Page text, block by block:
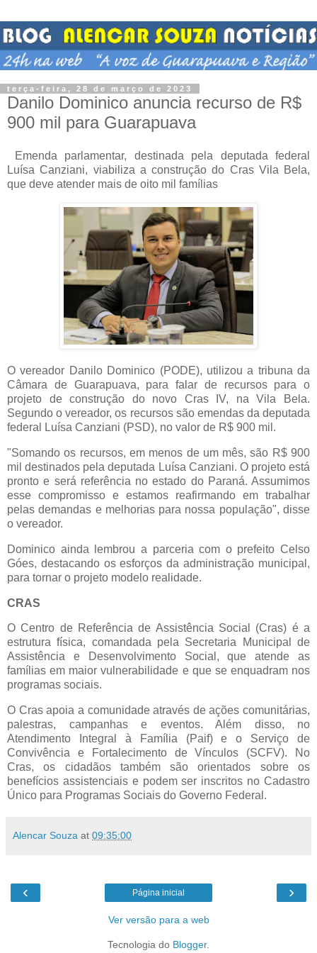
terça-feira, 28 de março de 2023
Danilo Dominico anuncia recurso de R$
900 mil para Guarapuava
Emenda parlamentar, destinada pela deputada federal
Luísa Canziani, viabiliza a construção do Cras Vila Bela,
que deve atender mais de oito mil famílias
O vereador Danilo Dominico (PODE), utilizou a tribuna da
Câmara de Guarapuava, para falar de recursos para o
projeto de construção do novo Cras IV, na Vila Bela.
Segundo o vereador, os recursos são emendas da deputada
federal Luísa Canziani (PSD), no valor de R$ 900 mil.
"Somando os recursos, em menos de um mês, são R$ 900
mil destinados pela deputada Luísa Canziani. O projeto está
pronto e será referência no estado do Paraná. Assumimos
esse compromisso e estamos reafirmando em trabalhar
pelas demandas e melhorias para nossa população", disse
o vereador.
Dominico ainda lembrou a parceria com o prefeito Celso
Góes, destacando os esforços da administração municipal,
para tornar o projeto modelo realidade.
CRAS
O Centro de Referência de Assistência Social (Cras) é a
estrutura física, comandada pela Secretaria Municipal de
Assistência e Desenvolvimento Social, que atende as
famílias em maior vulnerabilidade e que se enquadram nos
programas sociais.
O Cras apoia a comunidade através de ações comunitárias,
palestras, campanhas e eventos. Além disso, no
Atendimento Integral à Família (Paif) e o Serviço de
Convivência e Fortalecimento de Vínculos (SCFV). No
Cras, os cidadãos também são orientados sobre os
benefícios assistenciais e podem ser inscritos no Cadastro
Único para Programas Sociais do Governo Federal.
Alencar Souza at 09:35:00
‹ ›
Página inicial
Ver versão para a web
Tecnologia do Blogger.